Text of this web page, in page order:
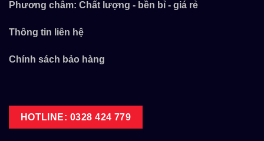
Phương châm: Chất lượng - bền bỉ - giá rẻ
Thông tin liên hệ
Chính sách bảo hàng
HOTLINE: 0328 424 779